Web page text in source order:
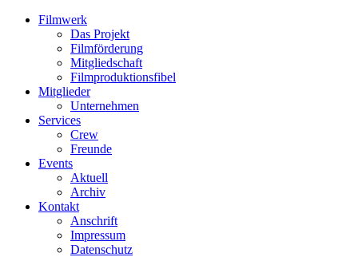
Filmwerk
Das Projekt
Filmförderung
Mitgliedschaft
Filmproduktionsfibel
Mitglieder
Unternehmen
Services
Crew
Freunde
Events
Aktuell
Archiv
Kontakt
Anschrift
Impressum
Datenschutz